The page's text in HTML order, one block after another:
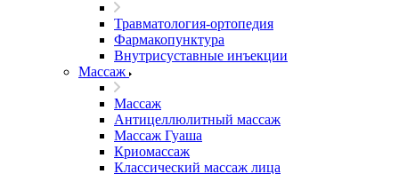
Травматология-ортопедия
Фармакопунктура
Внутрисуставные инъекции
Массаж
Массаж
Антицеллюлитный массаж
Массаж Гуаша
Криомассаж
Классический массаж лица